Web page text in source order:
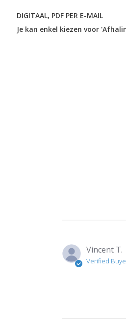
DIGITAAL, PDF PER E-MAIL
Je kan enkel kiezen voor
Vincent T.
Verified